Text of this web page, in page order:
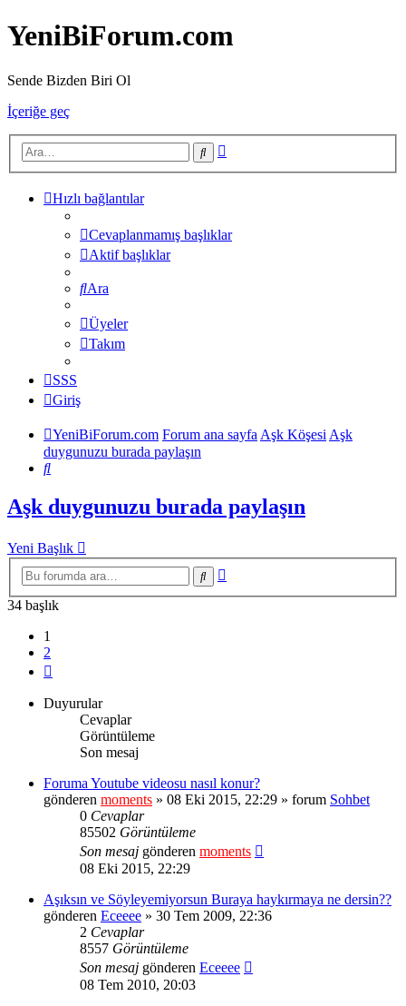
YeniBiForum.com
Sende Bizden Biri Ol
İçeriğe geç
Ara
Hızlı bağlantılar
Cevaplanmamış başlıklar
Aktif başlıklar
Ara
Üyeler
Takım
SSS
Giriş
YeniBiForum.com Forum ana sayfaAşk KöşesiAşk
duygunuzu burada paylaşın
Ara
Aşk duygunuzu burada paylaşın
Yeni Başlık
Ara
34 başlık
1
2
Duyurular
Cevaplar
Görüntüleme
Son mesaj
Foruma Youtube videosu nasıl konur?
gönderen moments » 08 Eki 2015, 22:29 » forum Sohbet
0 Cevaplar
85502 Görüntüleme
Son mesaj gönderen moments
08 Eki 2015, 22:29
Aşıksın ve Söyleyemiyorsun Buraya haykırmaya ne dersin??
gönderen Eceeee » 30 Tem 2009, 22:36
2 Cevaplar
8557 Görüntüleme
Son mesaj gönderen Eceeee
08 Tem 2010, 20:03